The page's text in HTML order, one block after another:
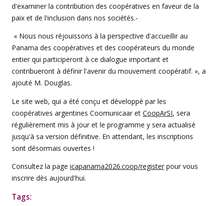
d'examiner la contribution des coopératives en faveur de la
paix et de l'inclusion dans nos sociétés.-
« Nous nous réjouissons à la perspective d'accueillir au
Panama des coopératives et des coopérateurs du monde
entier qui participeront à ce dialogue important et
contribueront à définir l'avenir du mouvement coopératif. », a
ajouté M. Douglas.
Le site web, qui a été conçu et développé par les
coopératives argentines Coomunicaar et CoopArSI, sera
régulièrement mis à jour et le programme y sera actualisé
jusqu'à sa version définitive. En attendant, les inscriptions
sont désormais ouvertes !
Consultez la page icapanama2026.coop/register pour vous
inscrire dès aujourd'hui.
Tags: